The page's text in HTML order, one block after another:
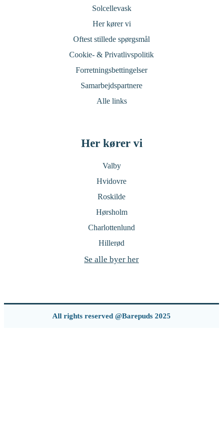
Solcellevask
Her kører vi
Oftest stillede spørgsmål
Cookie- & Privatlivspolitik
Forretningsbettingelser
Samarbejdspartnere
Alle links
Her kører vi
Valby
Hvidovre
Roskilde
Hørsholm
Charlottenlund
Hillerød
Se alle byer her
All rights reserved @Barepuds 2025